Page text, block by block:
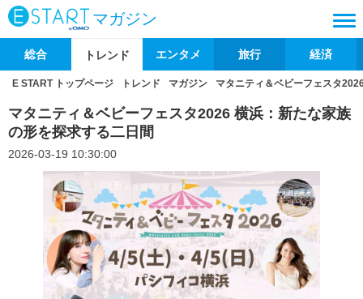
マガジン
総合 トレンド エンタメ 旅行 経済
E START トップページ トレンド マガジン マタニティ＆ベビーフェスタ
マタニティ＆ベビーフェスタ2026 横浜：新たな家族
の形を探求する二日間
2026-03-19 10:30:00